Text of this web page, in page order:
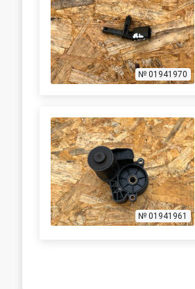
№ 01941970
№ 01941961